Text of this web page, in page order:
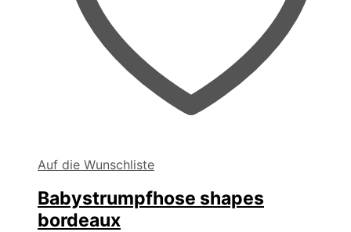
Auf die Wunschliste
Babystrumpfhose shapes
bordeaux